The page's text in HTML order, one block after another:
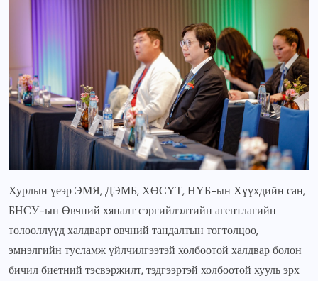
Хурлын үеэр ЭМЯ, ДЭМБ, ХӨСҮТ, НҮБ-ын Хүүхдийн сан,
БНСУ-ын Өвчний хяналт сэргийлэлтийн агентлагийн
төлөөллүүд халдварт өвчний тандалтын тогтолцоо,
эмнэлгийн тусламж үйлчилгээтэй холбоотой халдвар болон
бичил биетний тэсвэржилт, тэдгээртэй холбоотой хууль эрх